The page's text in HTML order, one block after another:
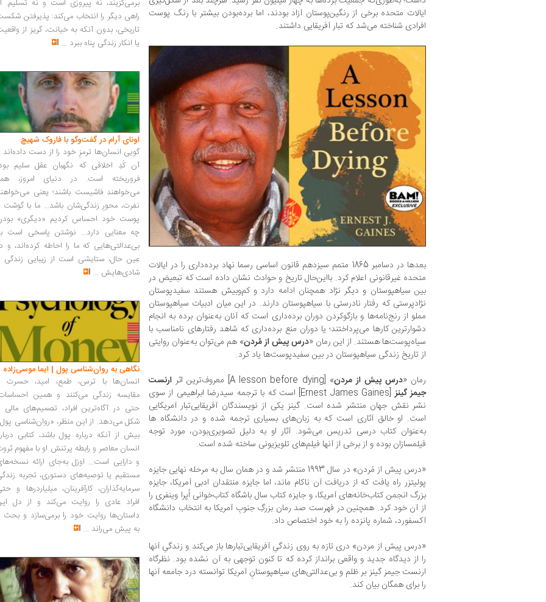
ایالات متحده برخی از رنگین‌پوستان آزاد بودند، اما برده‌بودن بیشتر با رنگ پوست
افرادی شناخته می‌شد که تبار آفریقایی داشتند.
بعدها در دسامبر 1865 متمم سیزدهم قانون اساسی رسما نهاد برده‌داری را در ایالات
متحده غیرقانونی اعلام کرد. بااین‌حال تاریخ و حوادث نشان داده است که تبعیض در
بین سیاهپوستان و دیگر نژاد همچنان ادامه دارد و کم‌وبیش هستند سفیدپوستان
نژادپرستی که رفتار نادرستی با سیاهپوستان دارند. در این میان ادبیات سیاهپوستان
مملو از رنج‌نامه‌ها و بازگوکردن دوران برده‌داری است که آنان به‌عنوان برده به انجام
دشوارترین کارها می‌پرداختند؛ یا دوران منع برده‌داری که شاهد رفتارهای نامناسب با
سیاه‌پوست‌ها هستند. از این رمان «درس پیش از مُردن» هم می‌توان به‌عنوان روایتی
از تاریخ زندگی سیاهپوستان در بین سفیدپوست‌ها یاد کرد.
رمان «درس پیش از مردن» [A lesson before dying] معروف‌ترین اثر
ارنست
جیمز گینز
[Ernest James Gaines] است که با ترجمه سیدرضا ابراهیمی از سوی
نشر نقش جهان منتشر شده است. گینز یکی از نویسندگان آفریقایی‌تبار آمریکایی
است. او خالق آثاری است که به زبان‌های بسیاری ترجمه شده و در دانشگاه ها
به‌عنوان کتاب درسی تدریس می‌شود. آثار او به دلیل تصویری‌بودن، مورد توجه
فیلمسازان بوده و از برخی از آنها فیلم‌های تلویزیونی ساخته شده است.
«درس پیش از مُردن» در سال 1993 منتشر شد و در همان سال به مرحله نهایی جایزه
پولیتزر راه یافت که از دریافت آن ناکام ماند، اما جایزه منتقدان ادبی آمریکا، جایزه
بزرگ انجمن کتاب‌خانه‌های آمریکا، و جایزه کتاب سال باشگاه کتاب‌خوانی اُپرا وینفری را
از آن خود کرد. همچنین در فهرست صد رمان بزرگِ جنوبِ آمریکا به انتخاب دانشگاه
آکسفورد، شماره پانزده را به خود اختصاص داد.
«درس پیش از مردن» دری تازه به روی زندگیِ آفریقایی‌تبارها باز می‌کند و زندگیِ آنها
را از دیدگاه جدید و واقعی برانداز کرده که تا کنون توجهی به آن نشده بود. نظرگاه
ارنست جیمز گینز بر ظلم و بی‌عدالتی‌های سیاهپوستانِ آمریکا توانسته درد جامعه‌ آنها
را برای همگان بیان کند.
برمی‌گزیند، نه پیروزی است و نه تسلیم.
راهی دیگر را انتخاب می‌کند: پذیرفتن
تاریخی، بدون آنکه به خیانت، گریز از
یا انکار زندگی پناه ببرد ...
اونای آرام در گفت‌وگو با فاروک شهیچ‭
گویی انسان‌ها ترمزِ خود را از دست داده‌اند
آن کُدِ اخلاقی که نگهبان عقل سلیم
فروریخته است. در دنیای امروز،
می‌خواهند فاشیست باشند؛ یعنی
نفرت، محورِ زندگی‌شان باشد... ما با گوشت
پوست خود احساس کردیم «دیگری»
چه معنایی دارد... نوشتن پاسخی است
بی‌عدالتی‌هایی که ما را احاطه کرده‌اند، و
عین حال، ستایشی است از زیبایی زندگی
شادی‌هایش ...
نگاهی به روان‌شناسی پول | ایما موسی‌زاده
انسان‌ها با ترس، طمع، امید، حسرت
مقایسه زندگی می‌کنند و همین
حتی در آگاه‌ترین افراد، تصمیم‌های مالی
شکل می‌دهد. از این منظر، «روان‌شناسی
بیش از آنکه درباره پول باشد، کتابی
انسان معاصر و رابطه پرتنش او با مفهوم
و دارایی است... اوزل به‌جای ارائه
مستقیم یا توصیه‌های دستوری، تجربه
سرمایه‌گذاران، کارآفرینان، میلیاردرها و
افراد عادی را روایت می‌کند و از دل
داستان‌ها روایت خود را برمی‌سازد و بحث
به پیش می‌راند ...